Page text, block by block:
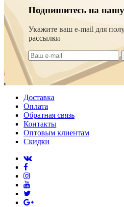
Подпишитесь на
Укажите ваш e-mail для
рассылки
Доставка
Оплата
Обратная связь
Контакты
Оптовым клиентам
Скидки